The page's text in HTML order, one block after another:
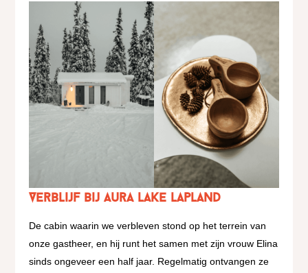
Verblijf bij Aura Lake Lapland
De cabin waarin we verbleven stond op het terrein van
onze gastheer, en hij runt het samen met zijn vrouw Elina
sinds ongeveer een half jaar. Regelmatig ontvangen ze